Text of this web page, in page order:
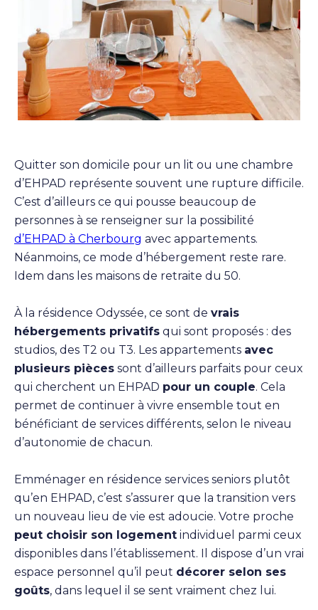
Quitter son domicile pour un lit ou une chambre
d’EHPAD représente souvent une rupture difficile.
C’est d’ailleurs ce qui pousse beaucoup de
personnes à se renseigner sur la possibilité
d’EHPAD à Cherbourg avec appartements.
Néanmoins, ce mode d’hébergement reste rare.
Idem dans les maisons de retraite du 50.
À la résidence Odyssée, ce sont de vrais
hébergements privatifs qui sont proposés : des
studios, des T2 ou T3. Les appartements avec
plusieurs pièces sont d’ailleurs parfaits pour ceux
qui cherchent un EHPAD pour un couple. Cela
permet de continuer à vivre ensemble tout en
bénéficiant de services différents, selon le niveau
d’autonomie de chacun.
Emménager en résidence services seniors plutôt
qu’en EHPAD, c’est s’assurer que la transition vers
un nouveau lieu de vie est adoucie. Votre proche
peut choisir son logement individuel parmi ceux
disponibles dans l’établissement. Il dispose d’un vrai
espace personnel qu’il peut décorer selon ses
goûts, dans lequel il se sent vraiment chez lui.